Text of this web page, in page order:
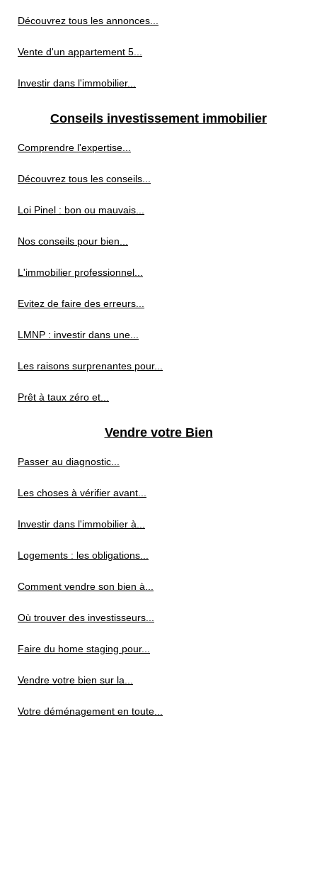
Découvrez tous les annonces...
Vente d'un appartement 5...
Investir dans l'immobilier...
Conseils investissement immobilier
Comprendre l'expertise...
Découvrez tous les conseils...
Loi Pinel : bon ou mauvais...
Nos conseils pour bien...
L'immobilier professionnel...
Evitez de faire des erreurs...
LMNP : investir dans une...
Les raisons surprenantes pour...
Prêt à taux zéro et...
Vendre votre Bien
Passer au diagnostic...
Les choses à vérifier avant...
Investir dans l'immobilier à...
Logements : les obligations...
Comment vendre son bien à...
Où trouver des investisseurs...
Faire du home staging pour...
Vendre votre bien sur la...
Votre déménagement en toute...